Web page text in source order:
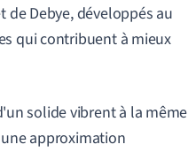
Debye, développés au
qui contribuent à mieux
solide vibrent à la même
approximation